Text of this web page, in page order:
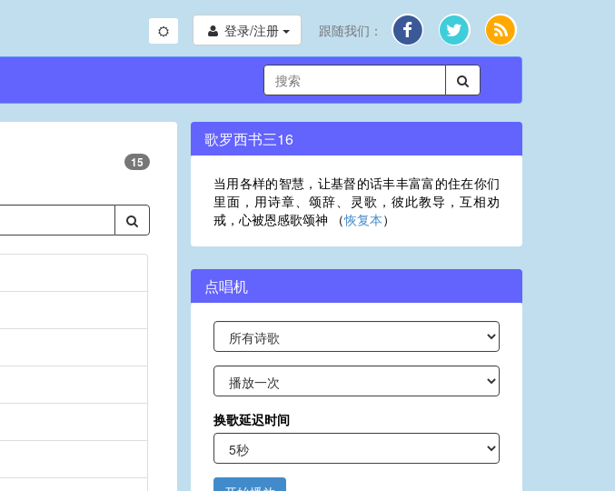
登录/注册 跟随我们：
15
歌罗西书三16
当用各样的智慧，让基督的话丰丰富富的住在你们
里面，用诗章、颂辞、灵歌，彼此教导，互相劝
戒，心被恩感歌颂神 （恢复本）
点唱机
换歌延迟时间